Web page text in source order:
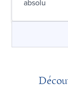
absolu